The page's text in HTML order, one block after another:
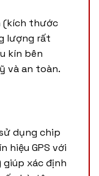
(kích thước
lượng rất
kín bên
và an toàn.
dụng chip
hiệu GPS với
giúp xác định